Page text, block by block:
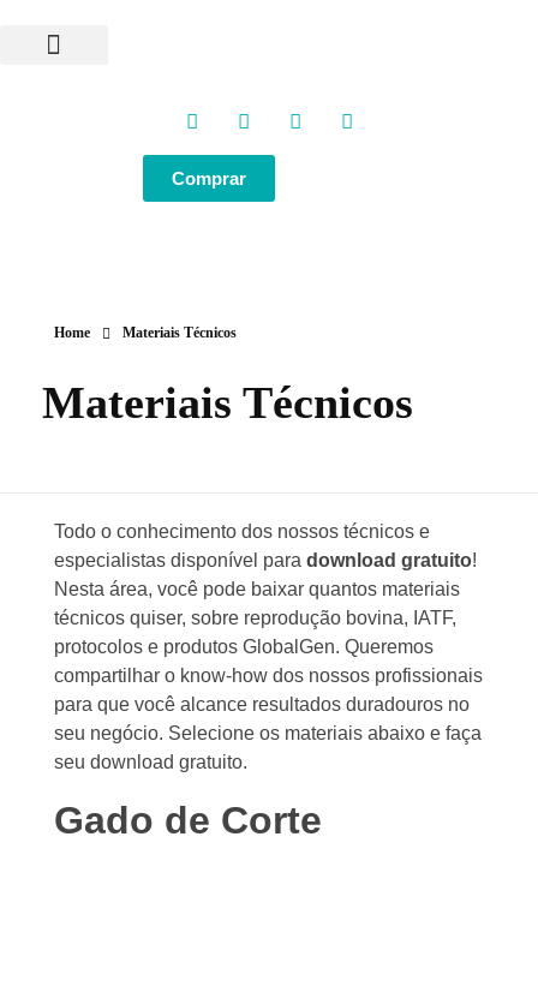
Comprar
Home Materiais Técnicos
Materiais Técnicos
Todo o conhecimento dos nossos técnicos e
especialistas disponível para download gratuito!
Nesta área, você pode baixar quantos materiais
técnicos quiser, sobre reprodução bovina, IATF,
protocolos e produtos GlobalGen. Queremos
compartilhar o know-how dos nossos profissionais
para que você alcance resultados duradouros no
seu negócio. Selecione os materiais abaixo e faça
seu download gratuito.
Gado de Corte